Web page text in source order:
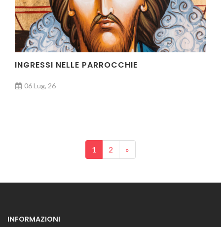
INGRESSI NELLE PARROCCHIE
06 Lug, 26
Posts navigation
1 2 »
INFORMAZIONI